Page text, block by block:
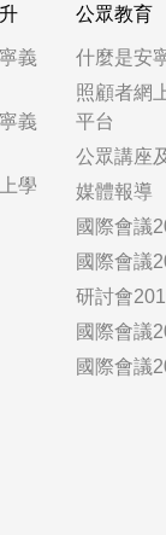
義
義
學
公眾教育
什麼是安
照顧者網
平台
公眾講座
媒體報導
國際會議
國際會議
研討會
國際會議
國際會議